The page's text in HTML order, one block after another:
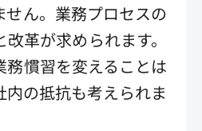
せん。業務プロセスの
革が求められます。
務慣習を変えることは
の抵抗も考えられま